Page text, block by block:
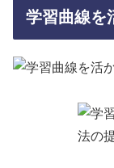
学習曲線を